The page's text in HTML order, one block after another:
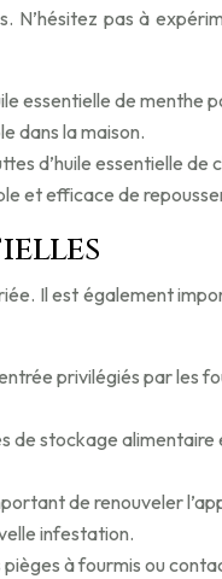
N’hésitez pas à
essentielle de menthe
dans la maison.
d’huile essentielle
et efficace de
Il est également
privilégiés par les
de stockage
de renouveler
infestation.
à fourmis ou